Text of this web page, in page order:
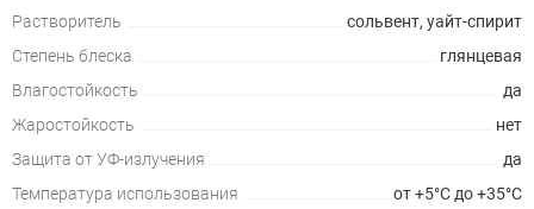
Растворитель
сольвент, уайт-спирит
Степень блеска
глянцевая
Влагостойкость
да
Жаростойкость
нет
Защита от УФ-излучения
да
Температура использования
от +5°С до +35°С